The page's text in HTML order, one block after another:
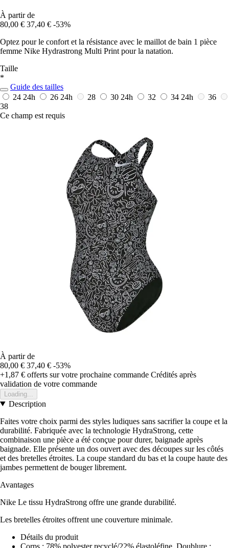
À partir de
80,00 € 37,40 € -53%
Optez pour le confort et la résistance avec le maillot de bain 1 pièce
femme Nike Hydrastrong Multi Print pour la natation.
Taille
*
Guide des tailles
24 24h 26 24h 28 30 24h 32 34 24h
36
38
Ce champ est requis
À partir de
80,00 € 37,40 € -53%
+1,87 € offerts sur votre prochaine commande Crédités après
validation de votre commande
Loading...
Description
Faites votre choix parmi des styles ludiques sans sacrifier la coupe et la
durabilité. Fabriquée avec la technologie HydraStrong, cette
combinaison une pièce a été conçue pour durer, baignade après
baignade. Elle présente un dos ouvert avec des découpes sur les côtés
et des bretelles étroites. La coupe standard du bas et la coupe haute des
jambes permettent de bouger librement.
Avantages
Nike Le tissu HydraStrong offre une grande durabilité.
Les bretelles étroites offrent une couverture minimale.
Détails du produit
Corps : 78% polyester recyclé/22% élastoléfine. Doublure :